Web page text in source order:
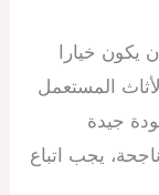
خيارا
المستعمل
جيدة
يجب اتباع